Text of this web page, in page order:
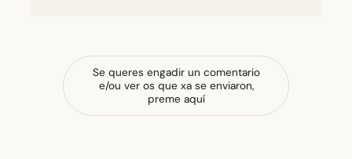
Se queres engadir un comentario
e/ou ver os que xa se enviaron,
preme aquí